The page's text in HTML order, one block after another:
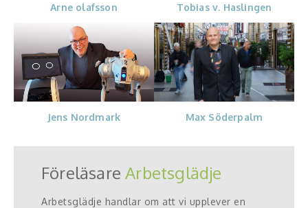
Arne olafsson Tobias v. Haslingen
Jens Nordmark Max Söderpalm
FöreläsareArbetsglädje
Arbetsglädje handlar om att vi upplever en